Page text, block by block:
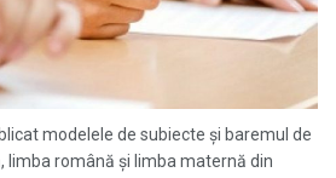
modelele de subiecte și baremul de
română și limba maternă din